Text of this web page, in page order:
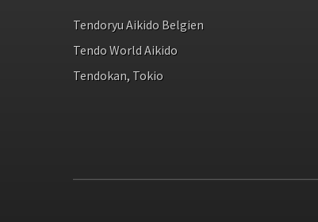
Tendoryu Aikido Belgien
Tendo World Aikido
Tendokan, Tokio